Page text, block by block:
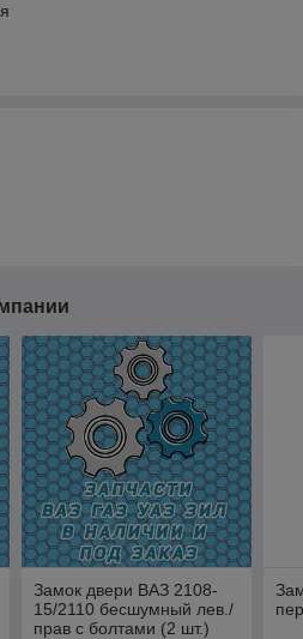
Замок двери ВАЗ 2108-
15/2110 бесшумный лев./
прав с болтами (2 шт.)